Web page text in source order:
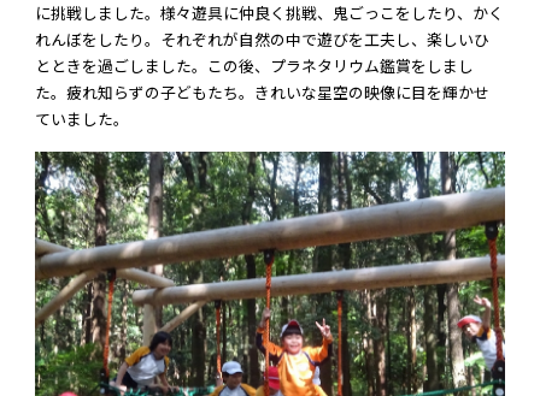
に挑戦しました。様々遊具に仲良く挑戦、鬼ごっこをしたり、かく
れんぼをしたり。それぞれが自然の中で遊びを工夫し、楽しいひ
とときを過ごしました。この後、プラネタリウム鑑賞をしまし
た。疲れ知らずの子どもたち。きれいな星空の映像に目を輝かせ
ていました。